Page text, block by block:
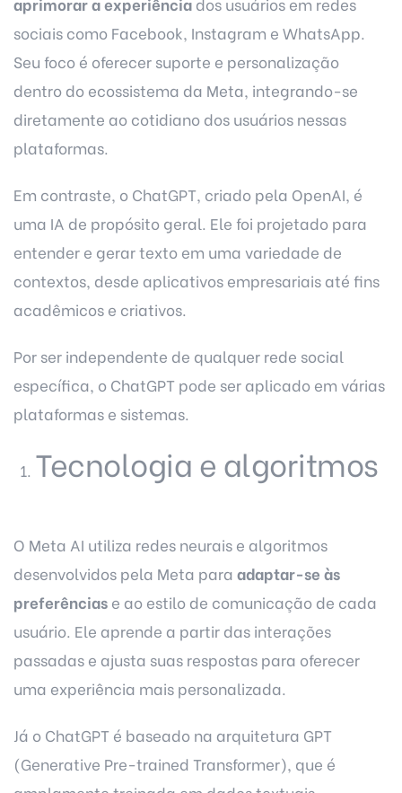
sociais como Facebook, Instagram e WhatsApp.
Seu foco é oferecer suporte e personalização
dentro do ecossistema da Meta, integrando-se
diretamente ao cotidiano dos usuários nessas
plataformas.
Em contraste, o ChatGPT, criado pela OpenAI, é
uma IA de propósito geral. Ele foi projetado para
entender e gerar texto em uma variedade de
contextos, desde aplicativos empresariais até fins
acadêmicos e criativos.
Por ser independente de qualquer rede social
específica, o ChatGPT pode ser aplicado em várias
plataformas e sistemas.
Tecnologia e algoritmos
O Meta AI utiliza redes neurais e algoritmos
desenvolvidos pela Meta para adaptar-se às
preferências e ao estilo de comunicação de cada
usuário. Ele aprende a partir das interações
passadas e ajusta suas respostas para oferecer
uma experiência mais personalizada.
Já o ChatGPT é baseado na arquitetura GPT
(Generative Pre-trained Transformer), que é